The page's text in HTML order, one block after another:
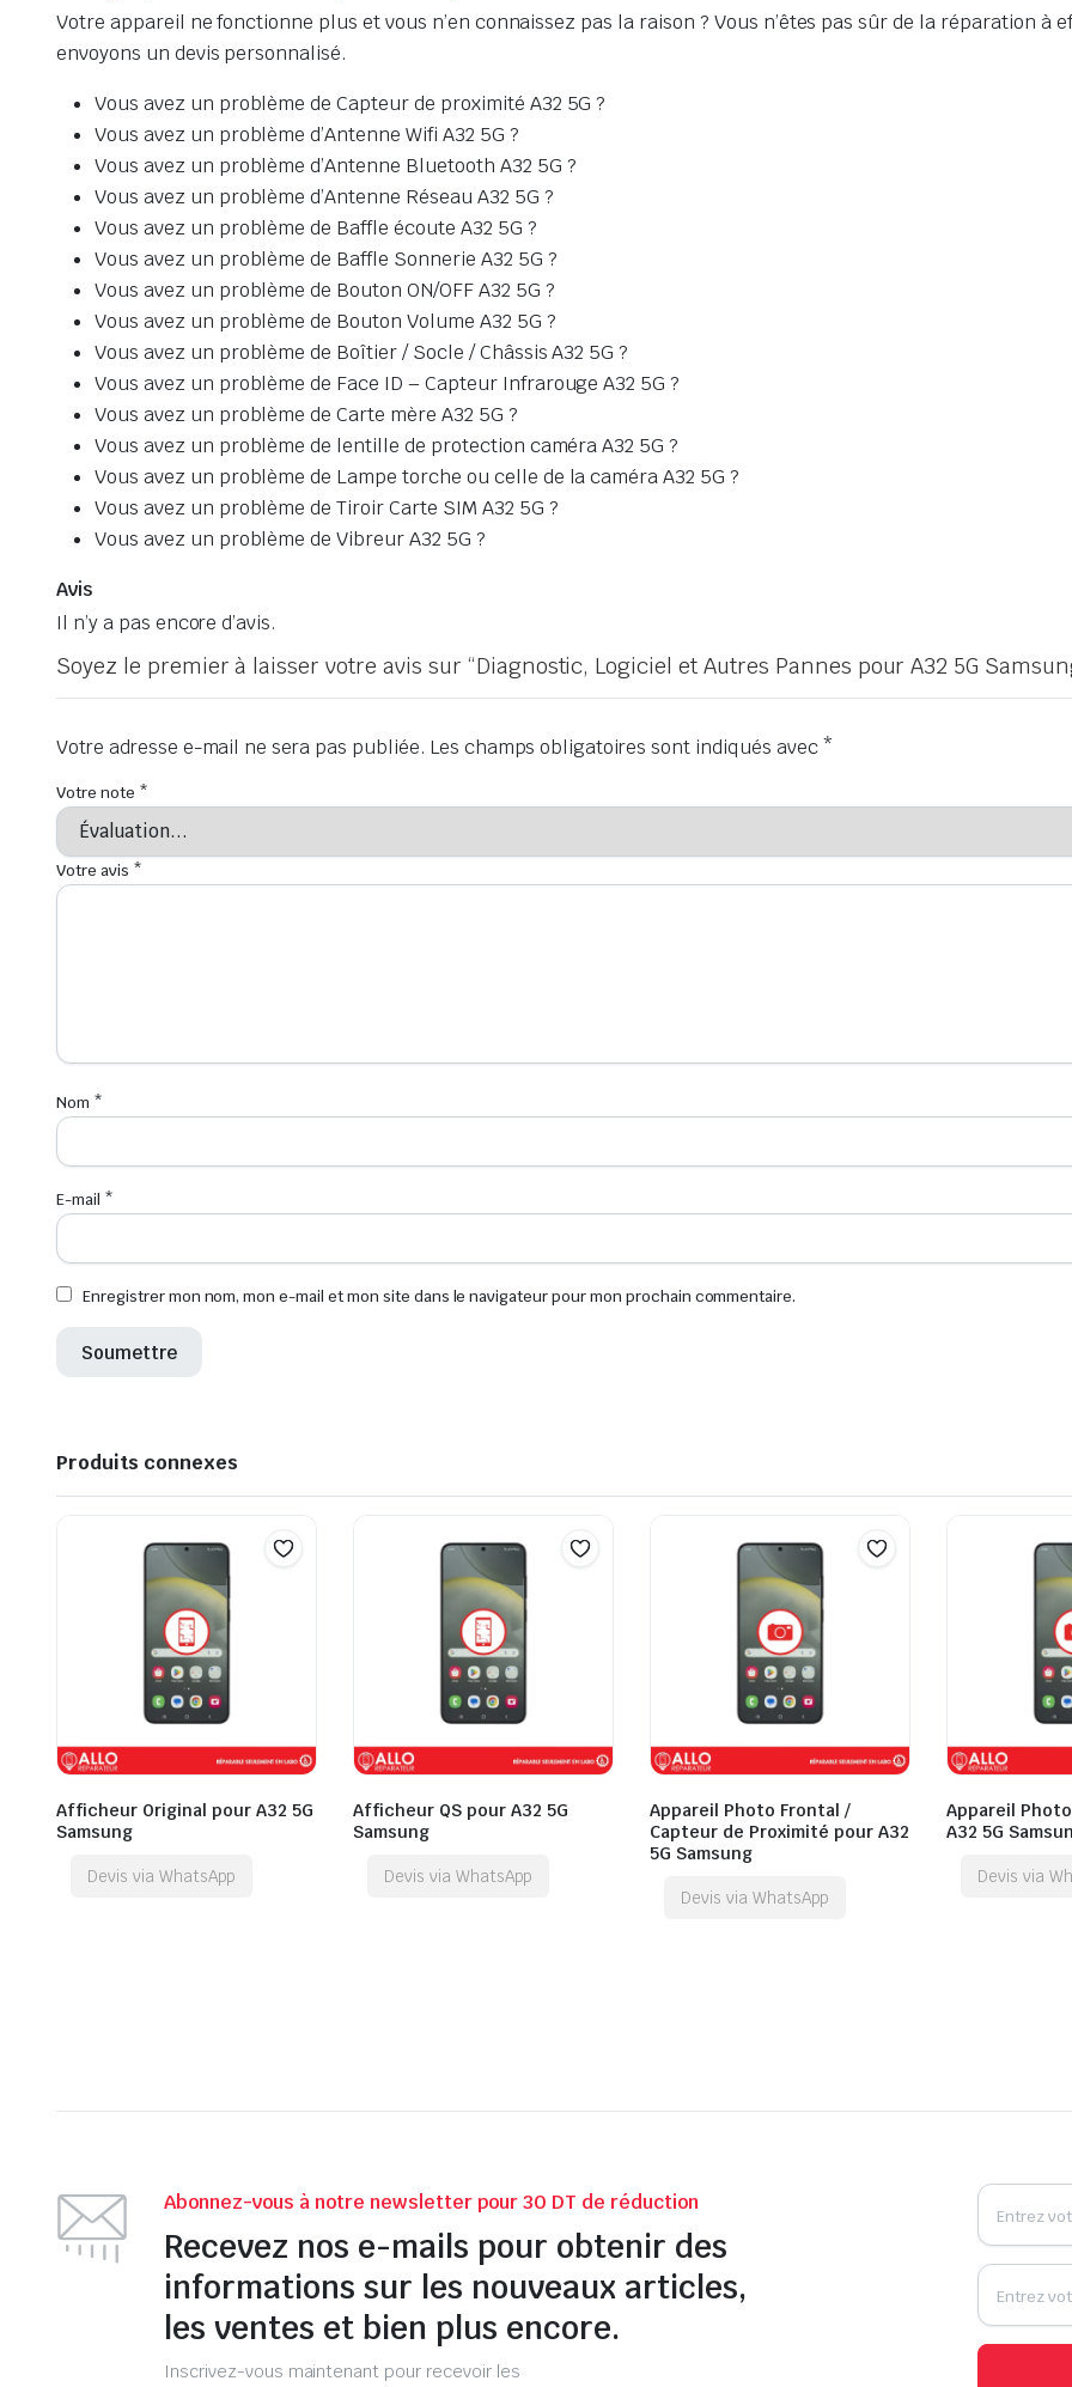
Votre appareil ne fonctionne plus et vous n’en connaissez pas la raison ? Vous n’êtes pas sûr de la réparation à
envoyons un devis personnalisé.
Vous avez un problème de Capteur de proximité A32 5G ?
Vous avez un problème d’Antenne Wifi A32 5G ?
Vous avez un problème d’Antenne Bluetooth A32 5G ?
Vous avez un problème d’Antenne Réseau A32 5G ?
Vous avez un problème de Baffle écoute A32 5G ?
Vous avez un problème de Baffle Sonnerie A32 5G ?
Vous avez un problème de Bouton ON/OFF A32 5G ?
Vous avez un problème de Bouton Volume A32 5G ?
Vous avez un problème de Boîtier / Socle / Châssis A32 5G ?
Vous avez un problème de Face ID – Capteur Infrarouge A32 5G ?
Vous avez un problème de Carte mère A32 5G ?
Vous avez un problème de lentille de protection caméra A32 5G ?
Vous avez un problème de Lampe torche ou celle de la caméra A32 5G ?
Vous avez un problème de Tiroir Carte SIM A32 5G ?
Vous avez un problème de Vibreur A32 5G ?
Avis
Il n’y a pas encore d’avis.
Soyez le premier à laisser votre avis sur “Diagnostic, Logiciel et Autres Pannes pour A32 5G
Votre adresse e-mail ne sera pas publiée. Les champs obligatoires sont indiqués avec*
Votre note *
Votre avis *
Nom *
E-mail *
Enregistrer mon nom, mon e-mail et mon site dans le navigateur pour mon prochain commentaire.
Produits connexes
Afficheur Original pour A32 5G
Samsung
Devis via WhatsApp
Afficheur QS pour A32 5G
Samsung
Devis via WhatsApp
Appareil Photo Frontal /
Capteur de Proximité pour A32
5G Samsung
Devis via WhatsApp
Appareil
A32 5G
Devis via
Abonnez-vous à notre newsletter pour 30 DT de réduction
Recevez nos e-mails pour obtenir des
informations sur les nouveaux articles,
les ventes et bien plus encore.
Inscrivez-vous maintenant pour recevoir les